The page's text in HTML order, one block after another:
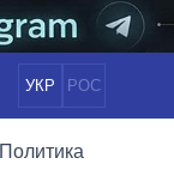
УКР РОС
Политика